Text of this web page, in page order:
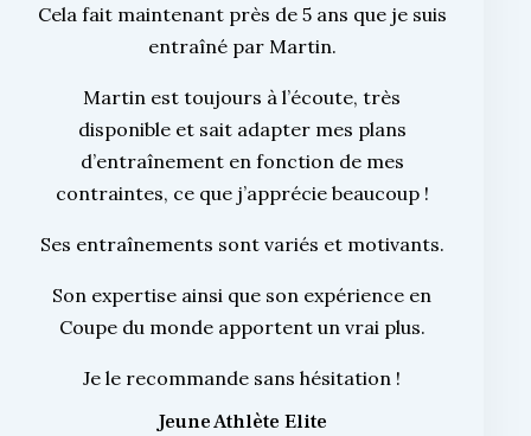
Cela fait maintenant près de 5 ans que je suis
entraîné par Martin.
Martin est toujours à l’écoute, très
disponible et sait adapter mes plans
d’entraînement en fonction de mes
contraintes, ce que j’apprécie beaucoup !
Ses entraînements sont variés et motivants.
Son expertise ainsi que son expérience en
Coupe du monde apportent un vrai plus.
Je le recommande sans hésitation !
Jeune Athlète Elite